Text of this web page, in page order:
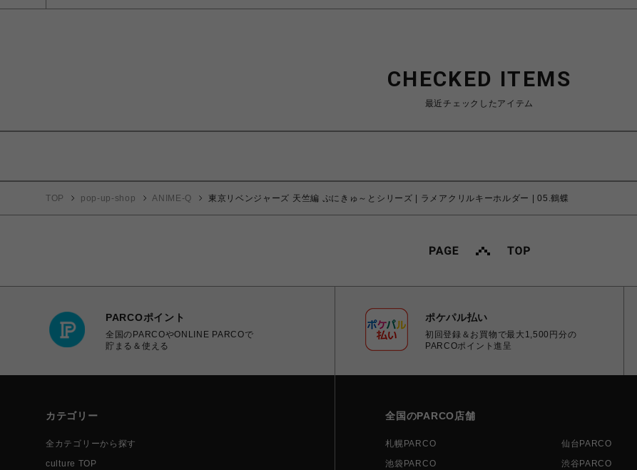
CHECKED ITEMS
最近チェックしたアイテム
TOP pop-up-shop ANIME-Q 東京リベンジャーズ 天竺編 ぷにきゅ～とシリーズ | ラメアクリルキーホルダー | 05.鶴蝶
PARCOポイント
全国のPARCOやONLINE PARCOで
貯まる＆使える
ポケパル払い
初回登録＆お買物で最大1,500円分の
PARCOポイント進呈
カテゴリー
全カテゴリーから探す
culture TOP
全国のPARCO店舗
札幌PARCO 仙台PARCO
池袋PARCO
渋谷PARCO